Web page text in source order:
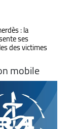
: la
ses
des victimes
mobile